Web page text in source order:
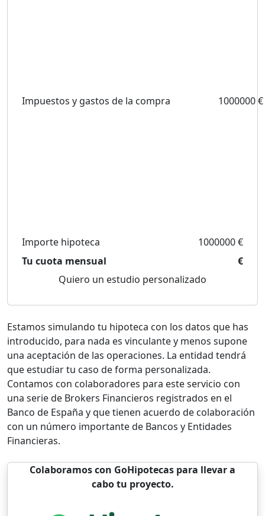
Impuestos y gastos de la compra 1000000 €
Importe hipoteca
1000000 €
Tu cuota mensual
€
Quiero un estudio personalizado
Estamos simulando tu hipoteca con los datos que has
introducido, para nada es vinculante y menos supone
una aceptación de las operaciones. La entidad tendrá
que estudiar tu caso de forma personalizada.
Contamos con colaboradores para este servicio con
una serie de Brokers Financieros registrados en el
Banco de España y que tienen acuerdo de colaboración
con un número importante de Bancos y Entidades
Financieras.
Colaboramos con GoHipotecas para llevar a
cabo tu proyecto.